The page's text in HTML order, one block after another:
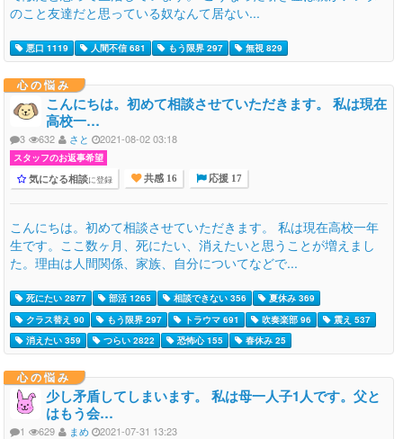
のこと友達だと思っている奴なんて居ない...
悪口 1119 人間不信 681 もう限界 297 無視 829
心の悩み
こんにちは。初めて相談させていただきます。 私は現在
高校一…
3 632 さと 2021-08-02 03:18
スタッフのお返事希望
気になる相談に登録 共感 16 応援 17
こんにちは。初めて相談させていただきます。 私は現在高校一年
生です。ここ数ヶ月、死にたい、消えたいと思うことが増えまし
た。理由は人間関係、家族、自分についてなどで...
死にたい 2877 部活 1265 相談できない 356
夏休み 369
クラス替え 90
もう限界 297 トラウマ 691 吹奏楽部 96
震え 537
消えたい 359
つらい 2822 恐怖心 155 春休み 25
心の悩み
少し矛盾してしまいます。 私は母一人子1人です。父と
はもう会…
1 629 まめ 2021-07-31 13:23